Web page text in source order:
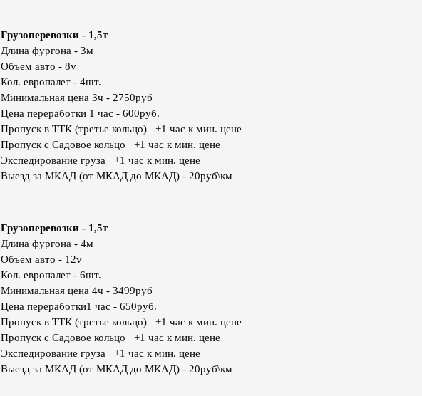
Грузоперевозки - 1,5т
Длина фургона - 3м
Объем авто - 8v
Кол. европалет - 4шт.
Минимальная цена 3ч - 2750руб
Цена переработки 1 час - 600руб.
Пропуск в ТТК (третье кольцо) +1 час к мин. цене
Пропуск с Садовое кольцо +1 час к мин. цене
Экспедирование груза +1 час к мин. цене
Выезд за МКАД (от МКАД до МКАД) - 20руб\км
Грузоперевозки - 1,5т
Длина фургона - 4м
Объем авто - 12v
Кол. европалет - 6шт.
Минимальная цена 4ч - 3499руб
Цена переработки1 час - 650руб.
Пропуск в ТТК (третье кольцо) +1 час к мин. цене
Пропуск с Садовое кольцо +1 час к мин. цене
Экспедирование груза +1 час к мин. цене
Выезд за МКАД (от МКАД до МКАД) - 20руб\км